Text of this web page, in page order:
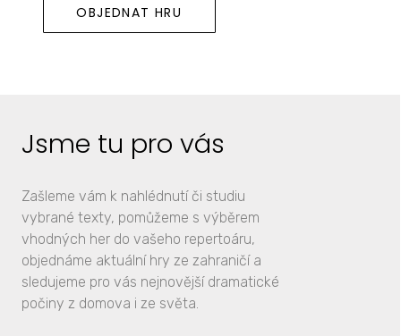
OBJEDNAT HRU
Jsme tu pro vás
Zašleme vám k nahlédnutí či studiu
vybrané texty, pomůžeme s výběrem
vhodných her do vašeho repertoáru,
objednáme aktuální hry ze zahraničí a
sledujeme pro vás nejnovější dramatické
počiny z domova i ze světa.